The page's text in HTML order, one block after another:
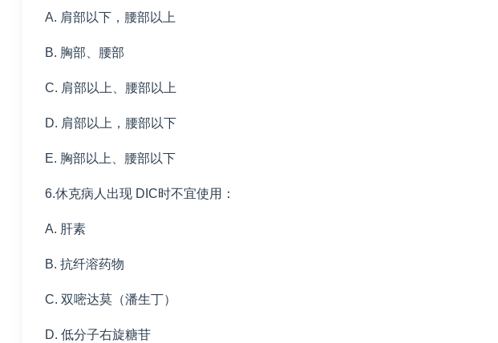
A. 肩部以下，腰部以上
B. 胸部、腰部
C. 肩部以上、腰部以上
D. 肩部以上，腰部以下
E. 胸部以上、腰部以下
6.休克病人出现 DIC时不宜使用：
A. 肝素
B. 抗纤溶药物
C. 双嘧达莫（潘生丁）
D. 低分子右旋糖苷